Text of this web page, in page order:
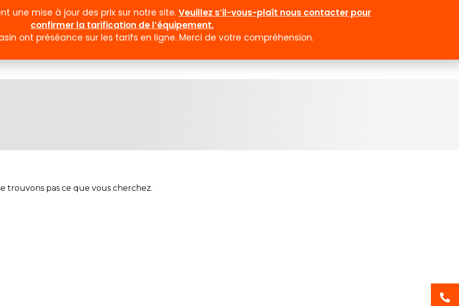
Documentation Formulaires Promotion et rabais Emploi
trouvons pas ce que vous cherchez.
une mise à jour des prix sur notre site. Veuillez s’il-vous-plaît nous contacter pour
confirmer la tarification de l’équipement.
ont préséance sur les tarifs en ligne. Merci de votre compréhension.